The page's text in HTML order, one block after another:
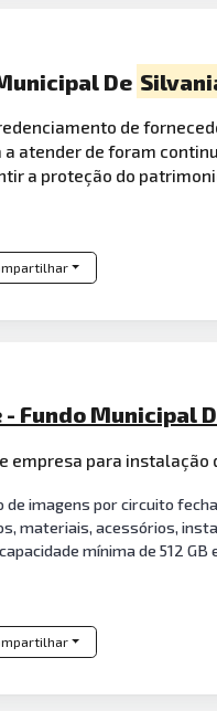
De
de
atender de foram
a proteção do
Fundo Municipal
empresa para instalação
imagens por circuito
materiais, acessórios,
mínima de 512 GB